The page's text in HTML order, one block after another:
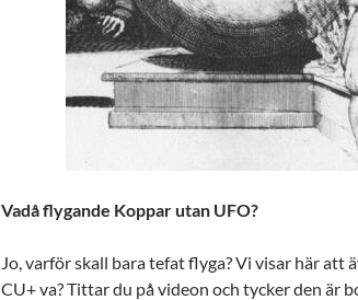
Vadå flygande Koppar utan UFO?
Jo, varför skall bara tefat flyga? Vi visar här att
CU+ va? Tittar du på videon och tycker den är